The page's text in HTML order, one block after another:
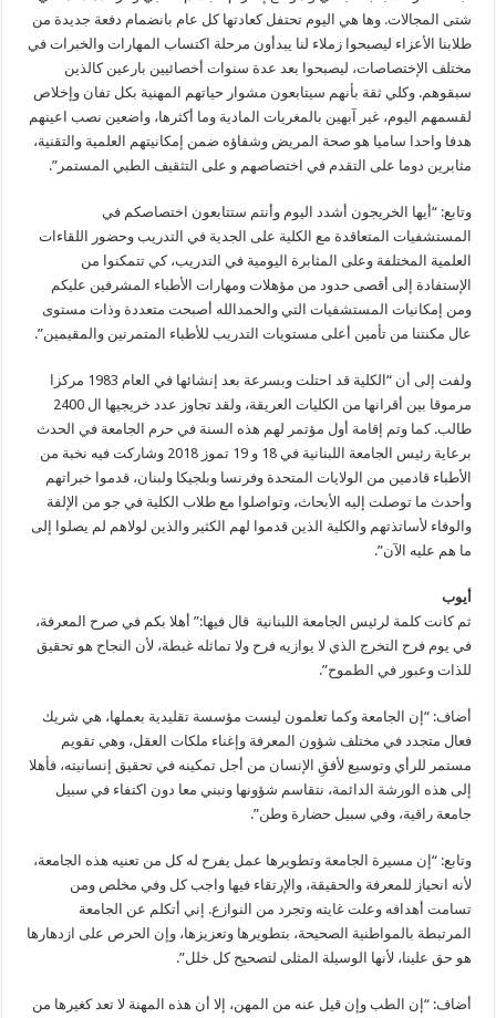
شتى المجالات. وها هي اليوم تحتفل كعادتها كل عام بانضمام دفعة جديدة من
طلابنا الأعزاء ليصبحوا زملاء لنا يبدأون مرحلة اكتساب المهارات والخبرات في
مختلف الإختصاصات، ليصبحوا بعد عدة سنوات أخصائيين بارعين كالذين
سبقوهم. وكلي ثقة بأنهم سيتابعون مشوار حياتهم المهنية بكل تفان وإخلاص
لقسمهم اليوم، غير آبهين بالمغريات المادية وما أكثرها، واضعين نصب اعينهم
هدفا واحدا ساميا هو صحة المريض وشفاؤه ضمن إمكانيتهم العلمية والتقنية،
مثابرين دوما على التقدم في اختصاصهم و على التثقيف الطبي المستمر”.
وتابع: “أيها الخريجون أشدد اليوم وأنتم ستتابعون اختصاصكم في
المستشفيات المتعاقدة مع الكلية على الجدية في التدريب وحضور اللقاءات
العلمية المختلفة وعلى المثابرة اليومية في التدريب، كي تتمكنوا من
الإستفادة إلى أقصى حدود من مؤهلات ومهارات الأطباء المشرفين عليكم
ومن إمكانيات المستشفيات التي والحمدالله أصبحت متعددة وذات مستوى
عال مكنتنا من تأمين أعلى مستويات التدريب للأطباء المتمرنين والمقيمين”.
ولفت إلى أن “الكلية قد احتلت وبسرعة بعد إنشائها في العام 1983 مركزا
مرموقا بين أقرانها من الكليات العريقة، ولقد تجاوز عدد خريجيها ال 2400
طالب. كما وتم إقامة أول مؤتمر لهم هذه السنة في حرم الجامعة في الحدث
برعاية رئيس الجامعة اللبنانية في 18 و 19 تموز 2018 وشاركت فيه نخبة من
الأطباء قادمين من الولايات المتحدة وفرنسا وبلجيكا ولبنان، قدموا خبراتهم
وأحدث ما توصلت إليه الأبحاث، وتواصلوا مع طلاب الكلية في جو من الإلفة
والوفاء لأساتذتهم والكلية الذين قدموا لهم الكثير والذين لولاهم لم يصلوا إلى
ما هم عليه الآن”.
أيوب
ثم كانت كلمة لرئيس الجامعة اللبنانية قال فيها:” أهلا بكم في صرح المعرفة،
في يوم فرح التخرج الذي لا يوازيه فرح ولا تماثله غبطة، لأن النجاح هو تحقيق
للذات وعبور في الطموح”.
أضاف: “إن الجامعة وكما تعلمون ليست مؤسسة تقليدية بعملها، هي شريك
فعال متجدد في مختلف شؤون المعرفة وإغناء ملكات العقل، وهي تقويم
مستمر للرأي وتوسيع لأفقِ الإنسان من أجل تمكينه في تحقيق إنسانيته، فأهلا
إلى هذه الورشة الدائمة، نتقاسم شؤونها ونبني معا دون اكتفاء في سبيل
جامعة راقية، وفي سبيل حضارة وطن”.
وتابع: “إن مسيرة الجامعة وتطويرها عمل يفرح له كل من تعنيه هذه الجامعة،
لأنه انحياز للمعرفة والحقيقة، والإرتقاء فيها واجب كل وفي مخلص ومن
تسامت أهدافه وعلت غايته وتجرد من النوازع. إني أتكلم عن الجامعة
المرتبطة بالمواطنية الصحيحة، بتطويرها وتعزيزها، وإن الحرص على ازدهارها
هو حق علينا، لأنها الوسيلة المثلى لتصحيح كل خلل”.
أضاف: “إن الطب وإن قيل عنه من المهن، إلا أن هذه المهنة لا تعد كغيرها من